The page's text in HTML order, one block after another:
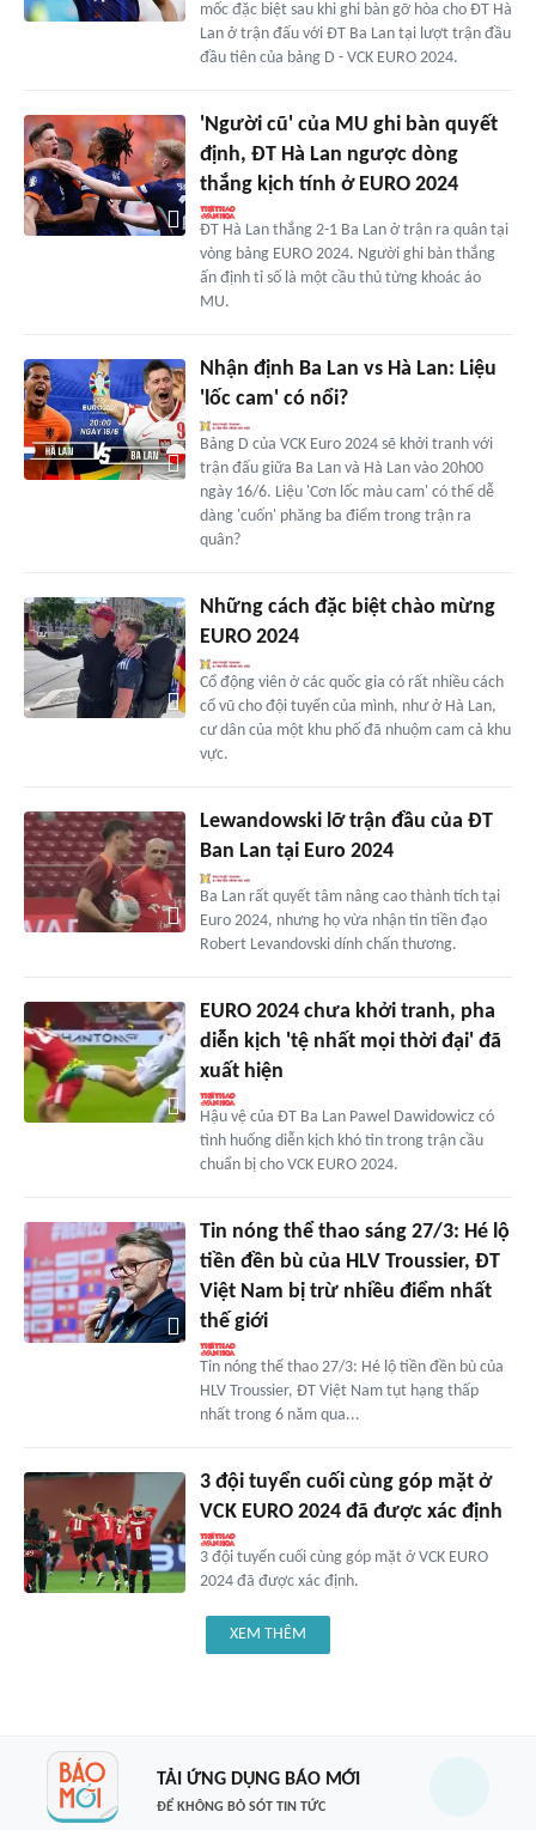
mốc đặc biệt sau khi ghi bàn gỡ hòa cho ĐT Hà
Lan ở trận đấu với ĐT Ba Lan tại lượt trận đầu
đầu tiên của bảng D - VCK EURO 2024.
'Người cũ' của MU ghi bàn quyết
định, ĐT Hà Lan ngược dòng
thắng kịch tính ở EURO 2024
ĐT Hà Lan thắng 2-1 Ba Lan ở trận ra quân tại
vòng bảng EURO 2024. Người ghi bàn thắng
ấn định tỉ số là một cầu thủ từng khoác áo
MU.
Nhận định Ba Lan vs Hà Lan: Liệu
'lốc cam' có nổi?
Bảng D của VCK Euro 2024 sẽ khởi tranh với
trận đấu giữa Ba Lan và Hà Lan vào 20h00
ngày 16/6. Liệu 'Cơn lốc màu cam' có thể dễ
dàng 'cuốn' phăng ba điểm trong trận ra
quân?
Những cách đặc biệt chào mừng
EURO 2024
Cổ động viên ở các quốc gia có rất nhiều cách
cổ vũ cho đội tuyển của mình, như ở Hà Lan,
cư dân của một khu phố đã nhuộm cam cả khu
vực.
Lewandowski lỡ trận đầu của ĐT
Ban Lan tại Euro 2024
Ba Lan rất quyết tâm nâng cao thành tích tại
Euro 2024, nhưng họ vừa nhận tin tiền đạo
Robert Levandovski dính chấn thương.
EURO 2024 chưa khởi tranh, pha
diễn kịch 'tệ nhất mọi thời đại' đã
xuất hiện
Hậu vệ của ĐT Ba Lan Pawel Dawidowicz có
tình huống diễn kịch khó tin trong trận cầu
chuẩn bị cho VCK EURO 2024.
Tin nóng thể thao sáng 27/3: Hé lộ
tiền đền bù của HLV Troussier, ĐT
Việt Nam bị trừ nhiều điểm nhất
thế giới
Tin nóng thể thao 27/3: Hé lộ tiền đền bù của
HLV Troussier, ĐT Việt Nam tụt hạng thấp
nhất trong 6 năm qua...
3 đội tuyển cuối cùng góp mặt ở
VCK EURO 2024 đã được xác định
3 đội tuyển cuối cùng góp mặt ở VCK EURO
2024 đã được xác định.
XEM THÊM
TẢI ỨNG DỤNG BÁO MỚI
ĐỂ KHÔNG BỎ SÓT TIN TỨC